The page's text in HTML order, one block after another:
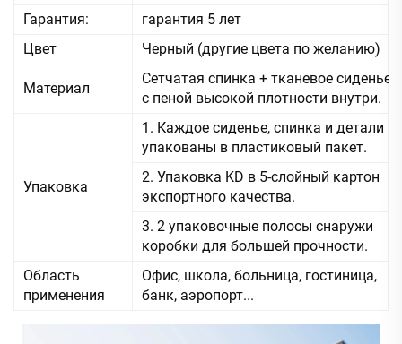
Гарантия:
гарантия 5 лет
Цвет
Черный (другие цвета по желанию)
Материал
Сетчатая спинка + тканевое сиденье
с пеной высокой плотности внутри.
Упаковка
1. Каждое сиденье, спинка и детали
упакованы в пластиковый пакет.
2. Упаковка KD в 5-слойный картон
экспортного качества.
3. 2 упаковочные полосы снаружи
коробки для большей прочности.
Область
применения
Офис, школа, больница, гостиница,
банк, аэропорт...